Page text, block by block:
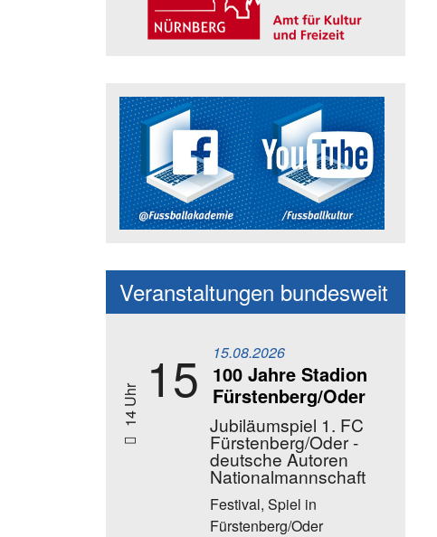
Social Media Kanäle der
Veranstaltungen bundesweit
14 Uhr 15 15.08.2026
100 Jahre Stadion
Fürstenberg/Oder
Jubiläumspiel 1. FC
Fürstenberg/Oder -
deutsche Autoren
Nationalmannschaft
Festival, Spiel in
Fürstenberg/Oder